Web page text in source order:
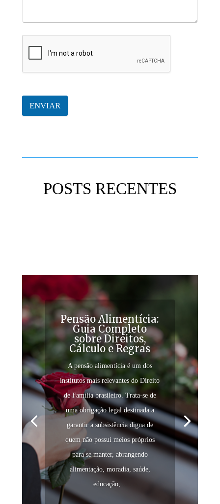
ENVIAR
POSTS RECENTES
Pensão Alimentícia:
Guia Completo
sobre Direitos,
Cálculo e Regras
A pensão alimentícia é um dos
institutos mais relevantes do Direito
de Família brasileiro. Trata-se de
uma obrigação legal destinada a
garantir a subsistência digna de
quem não possui meios próprios
para se manter, abrangendo
alimentação, moradia, saúde,
educação,...